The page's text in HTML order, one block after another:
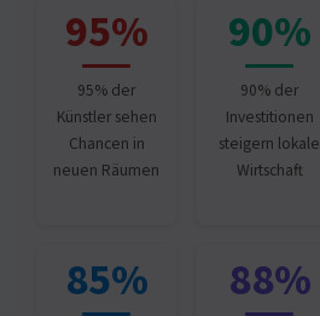
95%
95% der
Künstler sehen
Chancen in
neuen Räumen
90%
90% der
Investitionen
steigern lokale
Wirtschaft
85% 88%